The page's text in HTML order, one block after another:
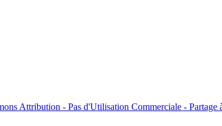
Attribution - Pas d'Utilisation Commerciale - Partage